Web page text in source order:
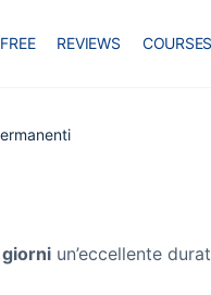
REVIEWS COURSES
un’eccellente